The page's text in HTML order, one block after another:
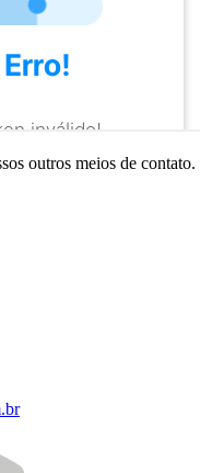
outros meios de contato.